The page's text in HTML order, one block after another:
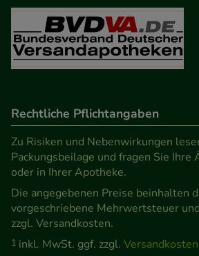
Rechtliche Pflichtangaben
Zu Risiken und Nebenwirkungen
Packungsbeilage und fragen Sie Ihre
oder in Ihrer Apotheke.
Die angegebenen Preise beinhalten
vorgeschriebene Mehrwertsteuer
zzgl. Versandkosten.
1 inkl. MwSt. ggf. zzgl. Versandkosten